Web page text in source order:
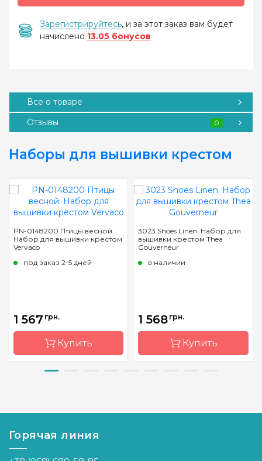
Зарегистрируйтесь, и за этот заказ вам будет
начислено 13.05 бонусов
Все о товаре
Отзывы
0
Наборы для вышивки крестом
PN-0148200 Птицы весной.
Набор для вышивки крестом
Vervaco
под заказ 2-5 дней
1 567 грн.
Купить
Страна-
Бельгия
Размер
15x60 см
Канва
Aida № 14
3023 Shoes Linen. Набор для
вышивки крестом Thea
Gouverneur
в наличии
1 568 грн.
Купить
Горячая линия